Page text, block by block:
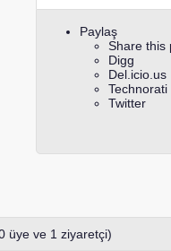
Paylaş
Share this
Digg
Del.icio.us
Technorati
Twitter
üye ve 1 ziyaretçi)